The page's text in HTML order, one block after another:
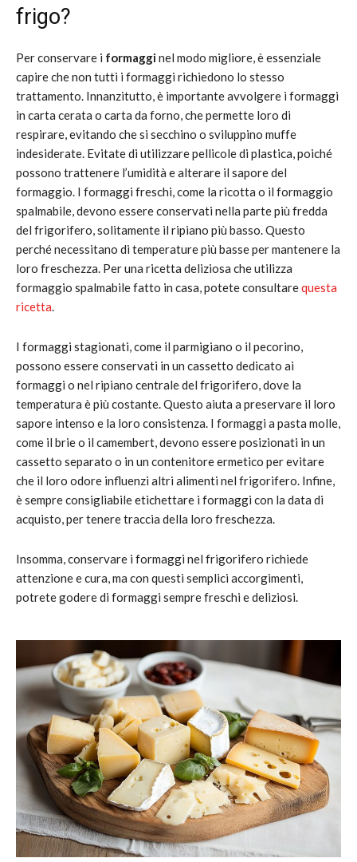
frigo?
Per conservare i formagginel modo migliore, è essenziale
capire che non tutti i formaggi richiedono lo stesso
trattamento. Innanzitutto, è importante avvolgere i formaggi
in carta cerata o carta da forno, che permette loro di
respirare, evitando che si secchino o sviluppino muffe
indesiderate. Evitate di utilizzare pellicole di plastica, poiché
possono trattenere l’umidità e alterare il sapore del
formaggio. I formaggi freschi, come la ricotta o il formaggio
spalmabile, devono essere conservati nella parte più fredda
del frigorifero, solitamente il ripiano più basso. Questo
perché necessitano di temperature più basse per mantenere la
loro freschezza. Per una ricetta deliziosa che utilizza
formaggio spalmabile fatto in casa, potete consultarequesta
ricetta.
I formaggi stagionati, come il parmigiano o il pecorino,
possono essere conservati in un cassetto dedicato ai
formaggi o nel ripiano centrale del frigorifero, dove la
temperatura è più costante. Questo aiuta a preservare il loro
sapore intenso e la loro consistenza. I formaggi a pasta molle,
come il brie o il camembert, devono essere posizionati in un
cassetto separato o in un contenitore ermetico per evitare
che il loro odore influenzi altri alimenti nel frigorifero. Infine,
è sempre consigliabile etichettare i formaggi con la data di
acquisto, per tenere traccia della loro freschezza.
Insomma, conservare i formaggi nel frigorifero richiede
attenzione e cura, ma con questi semplici accorgimenti,
potrete godere di formaggi sempre freschi e deliziosi.